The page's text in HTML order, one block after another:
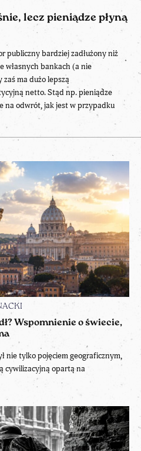
Wspomnienie o świecie,
nie tylko pojęciem geograficznym,
cywilizacyjną opartą na
lecz pieniądze płyną
publiczny bardziej zadłużony niż
własnych bankach (a nie
ma dużo lepszą
netto. Stąd np. pieniądze
na odwrót, jak jest w przypadku